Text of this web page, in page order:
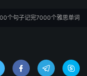
个句子记完7000个雅思单词
  